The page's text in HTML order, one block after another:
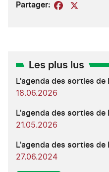
Partager: Facebook
Les plus lus
L'agenda des sorties de
18.06.2026
L'agenda des sorties de
21.05.2026
L'agenda des sorties de
27.06.2024